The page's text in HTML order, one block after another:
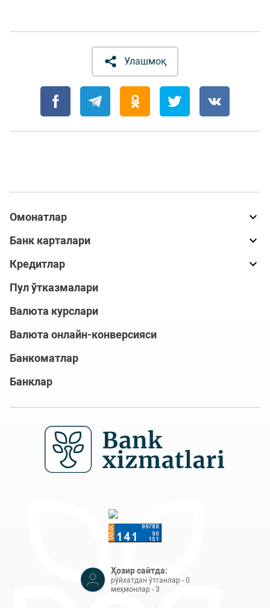
Улашмоқ
Омонатлар
Банк карталари
Кредитлар
Пул ўтказмалари
Валюта курслари
Валюта онлайн-конверсияси
Банкоматлар
Банклар
Ҳозир сайтда:
рўйхатдан ўтганлар - 0
меҳмонлар - 3